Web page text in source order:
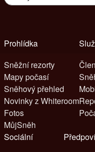
Prohlídka
Sněžní rezorty
Mapy počasí
Sněhový přehled
Novinky z Whiteroom
Fotos
MůjSněh
Sociální